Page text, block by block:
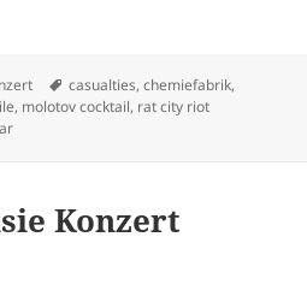
Schlagwörter
casualties,chemiefabrik,
, molotov cocktail, rat city riot
zu The Casualties Konzert in der
Konzert